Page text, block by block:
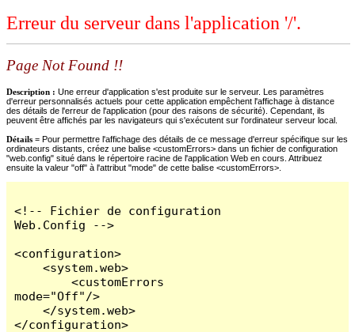
Erreur du serveur dans l'application '/'.
Page Not Found !!
Description : Une erreur d'application s'est produite sur le serveur. Les paramètres
d'erreur personnalisés actuels pour cette application empêchent l'affichage à distance
des détails de l'erreur de l'application (pour des raisons de sécurité). Cependant, ils
peuvent être affichés par les navigateurs qui s'exécutent sur l'ordinateur serveur local.
Détails = Pour permettre l'affichage des détails de ce message d'erreur spécifique sur les
ordinateurs distants, créez une balise <customErrors> dans un fichier de configuration
"web.config" situé dans le répertoire racine de l'application Web en cours. Attribuez
ensuite la valeur "off" à l'attribut "mode" de cette balise <customErrors>.
<!-- Fichier de configuration
Web.Config -->
<configuration>
    <system.web>
        <customErrors
mode="Off"/>
    </system.web>
</configuration>